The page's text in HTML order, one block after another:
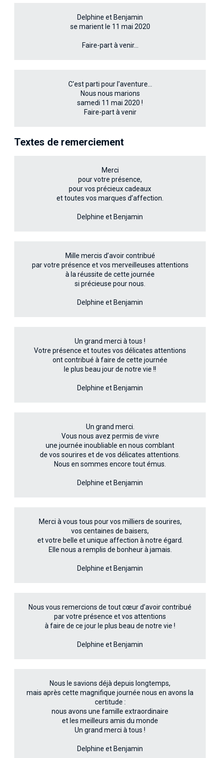
Delphine et Benjamin
se marient le 11 mai 2020
Faire-part à venir…
C'est parti pour l'aventure...
Nous nous marions
samedi 11 mai 2020 !
Faire-part à venir
Textes de remerciement
Merci
pour votre présence,
pour vos précieux cadeaux
et toutes vos marques d’affection.
Delphine et Benjamin
Mille mercis d’avoir contribué
par votre présence et vos merveilleuses attentions
à la réussite de cette journée
si précieuse pour nous.
Delphine et Benjamin
Un grand merci à tous !
Votre présence et toutes vos délicates attentions
ont contribué à faire de cette journée
le plus beau jour de notre vie !!
Delphine et Benjamin
Un grand merci.
Vous nous avez permis de vivre
une journée inoubliable en nous comblant
de vos sourires et de vos délicates attentions.
Nous en sommes encore tout émus.
Delphine et Benjamin
Merci à vous tous pour vos milliers de sourires,
vos centaines de baisers,
et votre belle et unique affection à notre égard.
Elle nous a remplis de bonheur à jamais.
Delphine et Benjamin
Nous vous remercions de tout cœur d’avoir contribué
par votre présence et vos attentions
à faire de ce jour le plus beau de notre vie !
Delphine et Benjamin
Nous le savions déjà depuis longtemps,
mais après cette magnifique journée nous en avons la
certitude :
nous avons une famille extraordinaire
et les meilleurs amis du monde
Un grand merci à tous !
Delphine et Benjamin